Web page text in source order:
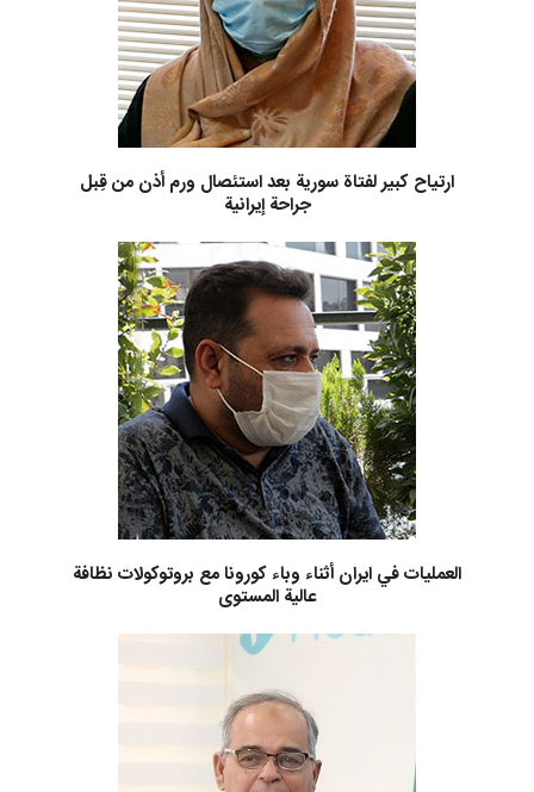
ارتياح كبير لفتاة سورية بعد استئصال ورم أذن من قِبل
جراحة إيرانية
العمليات في ايران أثناء وباء كورونا مع بروتوكولات نظافة
عالية المستوى